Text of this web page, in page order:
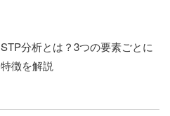
STP分析とは？3つの要素ごとに
特徴を解説